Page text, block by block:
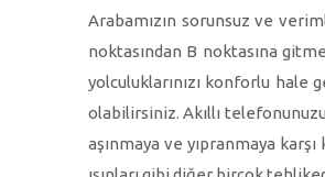
Arabamızın sorunsuz ve
noktasından B noktasına
yolculuklarınızı konforlu hale
olabilirsiniz. Akıllı telefonunuzu
aşınmaya ve yıpranmaya